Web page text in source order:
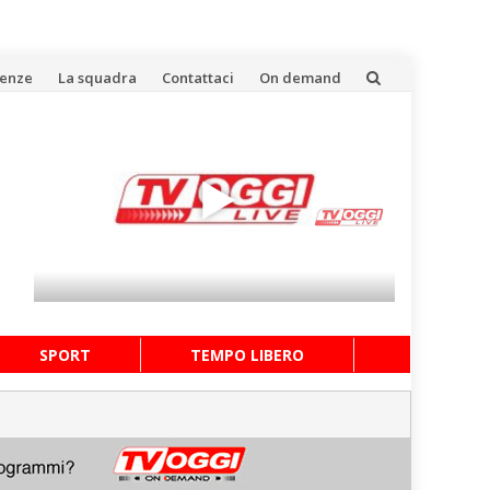
La squadra Contattaci On demand
SPORT TEMPO LIBERO